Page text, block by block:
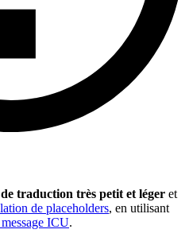
traduction très petit et léger et
de placeholders, en utilisant
ICU.